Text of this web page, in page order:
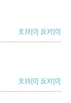
支持[0] 反对[0]
支持[0] 反对[0]